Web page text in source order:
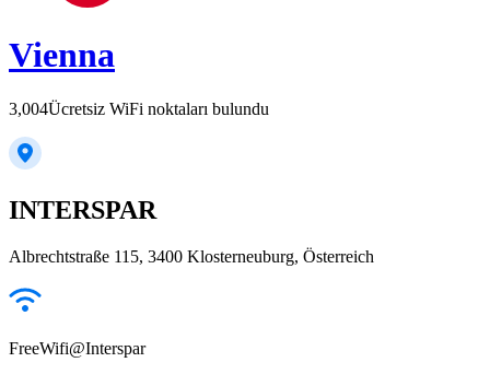
Vienna
3,004Ücretsiz WiFi noktaları bulundu
INTERSPAR
Albrechtstraße 115, 3400 Klosterneuburg, Österreich
FreeWifi@Interspar